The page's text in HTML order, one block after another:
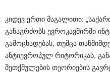
კიდევ ერთი მაგალითი:
განაგრძობს ევროკავშირში
გამოცხადებას, თუმცა
ანტიევროპულ რიტორიკას,
შეთქმულების თეორიების